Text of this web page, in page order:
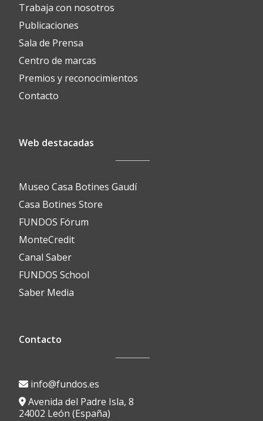
Trabaja con nosotros
Publicaciones
Sala de Prensa
Centro de marcas
Premios y reconocimientos
Contacto
Web destacadas
Museo Casa Botines Gaudí
Casa Botines Store
FUNDOS Fórum
MonteCredit
Canal Saber
FUNDOS School
Saber Media
Contacto
info@fundos.es
Avenida del Padre Isla, 8
24002 León (España)